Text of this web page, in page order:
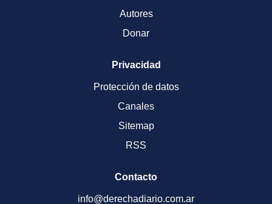
Autores
Donar
Privacidad
Protección de datos
Canales
Sitemap
RSS
Contacto
info@derechadiario.com.ar